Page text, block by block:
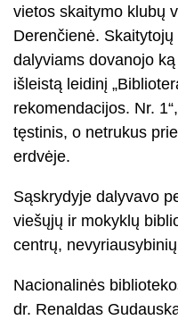
vietos skaitymo klubų
Derenčienė.
dalyviams dovanojo
išleistą leidinį
rekomendacijos. Nr.
tęstinis, o netrukus
erdvėje.
Sąskrydyje dalyvavo
viešųjų ir mokyklų
centrų,
Nacionalinės
dr. Renaldas